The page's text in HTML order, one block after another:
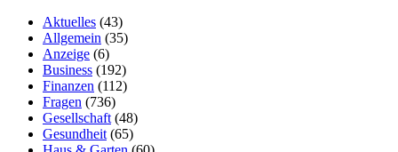
Aktuelles (43)
Allgemein (35)
Anzeige (6)
Business (192)
Finanzen (112)
Fragen (736)
Gesellschaft (48)
Gesundheit (65)